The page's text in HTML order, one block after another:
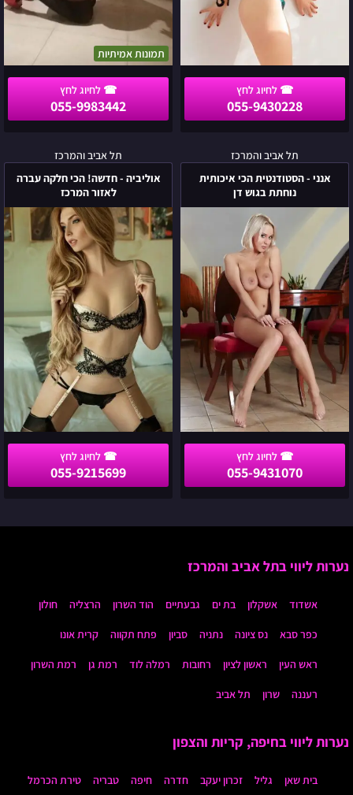
055-9430228
תמונות אמיתיות
055-9983442
תל אביב והמרכז
אנני - הסטודנטית הכי איכותית
נוחתת בגוש דן
055-9431070
אנני
-
הסטודנטית
הכי
איכותית
נוחתת
בגוש
דן
תל אביב והמרכז
אוליביה - חדשה! הכי חלקה עברה
לאזור המרכז
055-9215699
אוליביה
-
חדשה!
הכי
חלקה
עברה
לאזור
המרכז
נערות ליווי בתל אביב והמרכז
אשדוד אשקלון בת ים גבעתיים הוד השרון הרצליה חולון
כפר סבא נס ציונה נתניה סביון פתח תקווה קרית אונו
ראש העין ראשון לציון רחובות רמלה לוד רמת גן רמת השרון
רעננה שרון תל אביב
נערות ליווי בחיפה, קריות והצפון
בית שאן גליל זכרון יעקב חדרה חיפה טבריה טירת הכרמל